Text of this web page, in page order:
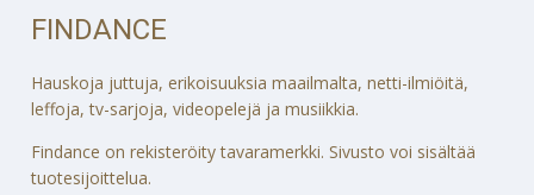
FINDANCE
Hauskoja juttuja, erikoisuuksia maailmalta, netti-ilmiöitä,
leffoja, tv-sarjoja, videopelejä ja musiikkia.
Findance on rekisteröity tavaramerkki. Sivusto voi sisältää
tuotesijoittelua.